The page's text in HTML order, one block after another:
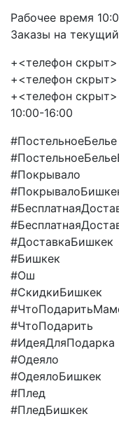
Рабочее время
Заказы на
+<телефон скрыт>
+<телефон скрыт>
+<телефон скрыт>
10:00-16:00
#ПостельноеБелье
#Покрывало
#ДоставкаБишкек
#Бишкек
#Ош
#СкидкиБишкек
#ЧтоПодарить
#ИдеяДляПодарка
#Одеяло
#ОдеялоБишкек
#Плед
#ПледБишкек